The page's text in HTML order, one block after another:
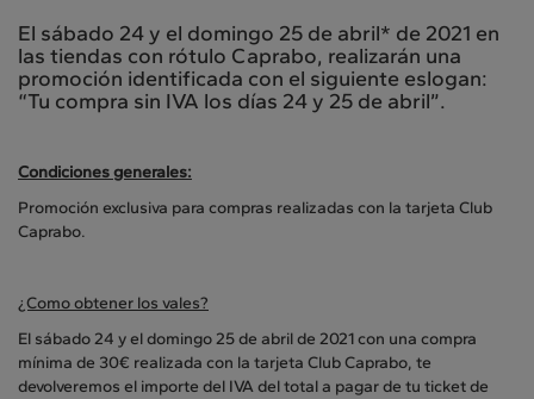
El sábado 24 y el domingo 25 de abril* de 2021 en
las tiendas con rótulo Caprabo, realizarán una
promoción identificada con el siguiente eslogan:
“Tu compra sin IVA los días 24 y 25 de abril”.
Condiciones generales:
Promoción exclusiva para compras realizadas con la tarjeta Club
Caprabo.
¿Como obtener los vales?
El sábado 24 y el domingo 25 de abril de 2021 con una compra
mínima de 30€ realizada con la tarjeta Club Caprabo, te
devolveremos el importe del IVA del total a pagar de tu ticket de